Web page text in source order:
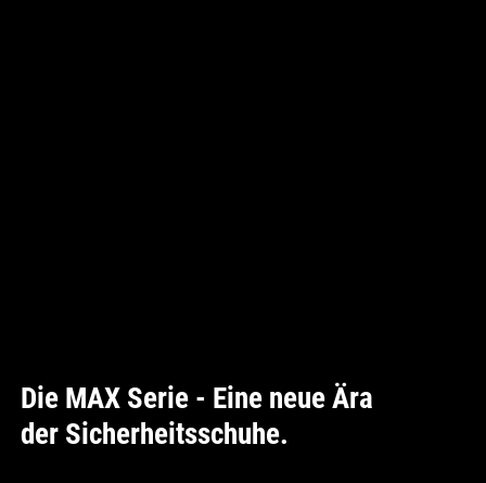
Die MAX Serie - Eine neue Ära
der Sicherheitsschuhe.